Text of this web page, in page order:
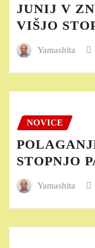
JUNIJ V
VIŠJO
Yamashita
NOVICE
STOPNJO
Yamashita